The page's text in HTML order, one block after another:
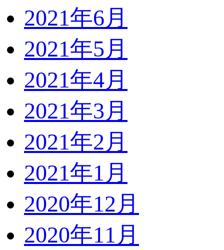
2021年6月
2021年5月
2021年4月
2021年3月
2021年2月
2021年1月
2020年12月
2020年11月